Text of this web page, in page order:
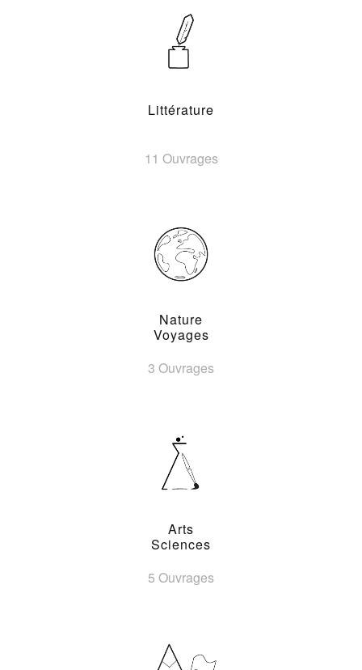
Littérature
11 Ouvrages
Nature
Voyages
3 Ouvrages
Arts
Sciences
5 Ouvrages